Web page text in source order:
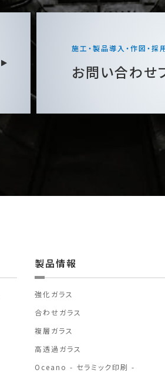
施工・製品導入・作図・採
お問い合わせ
製品情報
強化ガラス
合わせガラス
複層ガラス
高透過ガラス
Oceano - セラミック印刷 -